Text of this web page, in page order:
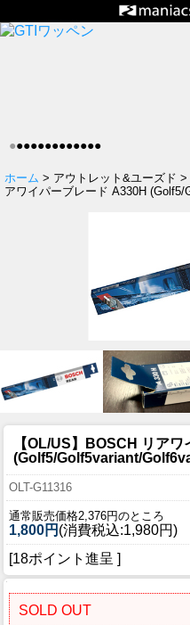
●●●●●●●●●●●●●
ホーム > アウトレット&ユーズド
アワイパーブレード A330H
【OL/US】BOSCH リア
(Golf5/Golf5variant/
OLT-G11316
通常販売価格2,376円のところ
1,800円 (消費税込:1,980円)
[18ポイント進呈 ]
SOLD OUT